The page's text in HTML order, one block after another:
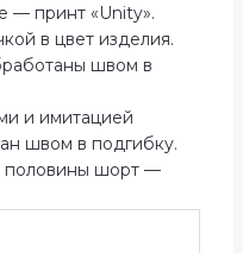
— принт «Unity».
в цвет изделия.
швом в
и имитацией
швом в подгибку.
половины шорт —